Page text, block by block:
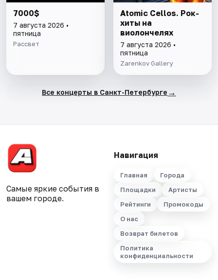
7000$
7 августа 2026 •
пятница
Рассвет
Atomic Cellos. Рок-
хиты на
виолончелях
7 августа 2026 •
пятница
Zarenkov Gallery
Все концерты в Санкт-Петербурге →
Самые яркие события в
вашем городе.
Навигация
Главная
Города
Площадки
Артисты
Рейтинги
Промокоды
О нас
Возврат билетов
Политика
конфиденциальности